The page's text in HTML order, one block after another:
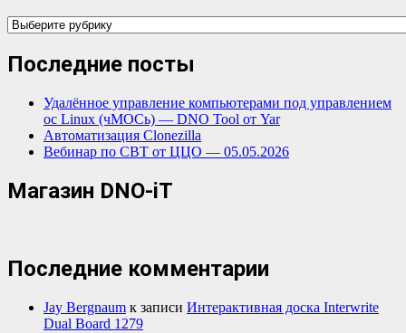
Категории
Последние посты
Удалённое управление компьютерами под управлением
ос Linux (чМОСь) — DNO Tool от Yar
Автоматизация Clonezilla
Вебинар по СВТ от ЦЦО — 05.05.2026
Магазин DNO-iT
Последние комментарии
Jay Bergnaum к записи Интерактивная доска Interwrite
Dual Board 1279